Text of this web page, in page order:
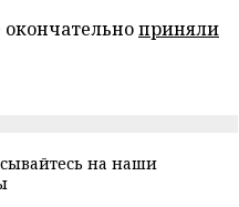
приняли
на наши